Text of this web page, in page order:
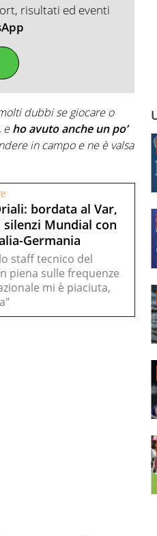
risultati ed eventi
dubbi se giocare o
eho avuto anche un po’
in campo e ne è valsa
bordata al Var,
Mundial con
Germania
staff tecnico del
piena sulle frequenze
mi è piaciuta,